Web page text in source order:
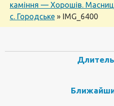
каміння — Хорошів.
с. Городське » IMG_6400